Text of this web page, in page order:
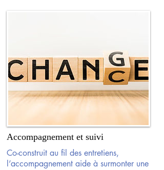
Accompagnement et suivi
Co-construit au fil des entretiens,
l’accompagnement aide à surmonter une